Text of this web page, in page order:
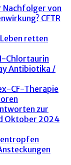
von
CFTR
Leben retten
Chlortaurin
Antibiotika /
CF-Therapie
zur
Oktober 2024